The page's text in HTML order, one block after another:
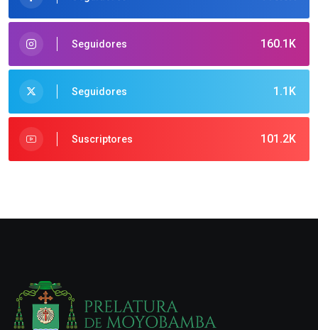
160.1K
Seguidores
1.1K
Seguidores
101.2K
Suscriptores